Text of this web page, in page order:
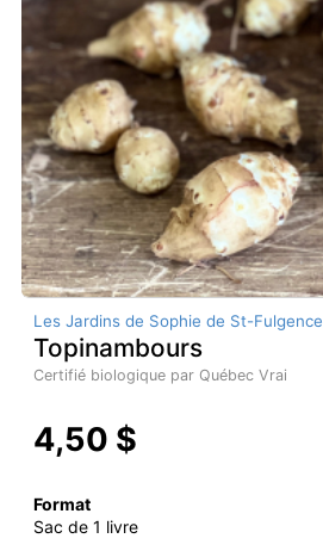
Les Jardins de Sophie de St-Fulgence
Topinambours
Certifié biologique par Québec Vrai
4,50 $
Format
Sac de 1 livre